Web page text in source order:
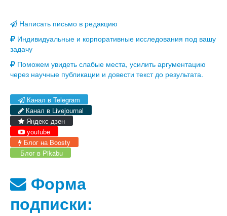
Написать письмо в редакцию
Индивидуальные и корпоративные исследования под вашу
задачу
Поможем увидеть слабые места, усилить аргументацию
через научные публикации и довести текст до результата.
Канал в Telegram
Канал в Livejournal
Яндекс дзен
youtube
Блог на Boosty
Блог в Pikabu
Форма
подписки: